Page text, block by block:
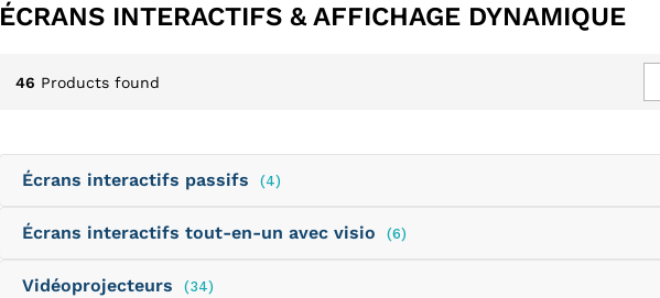
ÉCRANS INTERACTIFS & AFFICHAGE DYNAMIQUE
46 Products found
Écrans interactifs passifs (4)
Écrans interactifs tout-en-un avec visio (6)
Vidéoprojecteurs (34)